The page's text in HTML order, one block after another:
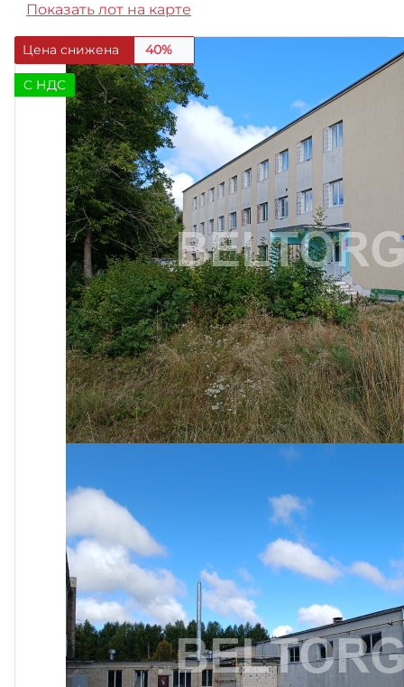
Показать лот на карте
Цена снижена 40%
C НДС